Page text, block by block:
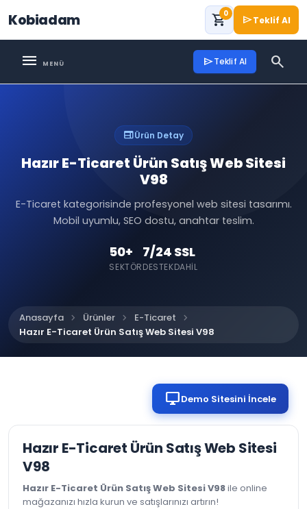
Kobiadam shopping_cart0 sendTeklif Al
menu sendTeklif Al search
webÜrün Detay
Hazır E-Ticaret Ürün Satış Web Sitesi
V98
E-Ticaret kategorisinde profesyonel web sitesi tasarımı.
Mobil uyumlu, SEO dostu, anahtar teslim.
50+
SEKTÖR
7/24
DESTEK
SSL
DAHIL
Anasayfa chevron_right Ürünler chevron_right E-Ticaret chevron_right
Hazır E-Ticaret Ürün Satış Web Sitesi V98
desktop_windowsDemo Sitesini İncele
Hazır E-Ticaret Ürün Satış Web Sitesi
V98
Hazır E-Ticaret Ürün Satış Web Sitesi V98ile online
mağazanızı hızla kurun ve satışlarınızı artırın!